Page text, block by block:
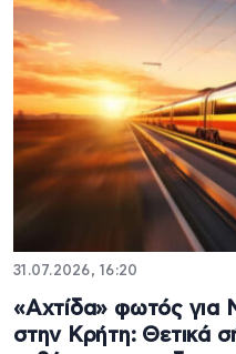
31.07.2026, 16:20
«Αχτίδα» φωτός για
στην Κρήτη: Θετικά